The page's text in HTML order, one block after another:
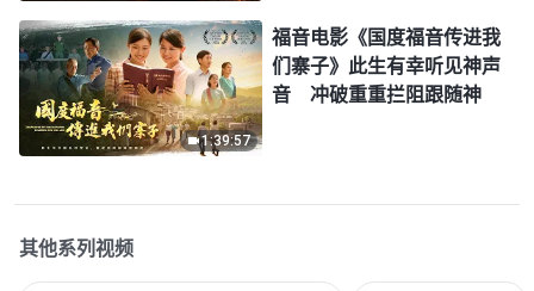
1:39:57
福音电影《国度福音传进我
们寨子》此生有幸听见神声
音 冲破重重拦阻跟随神
其他系列视频